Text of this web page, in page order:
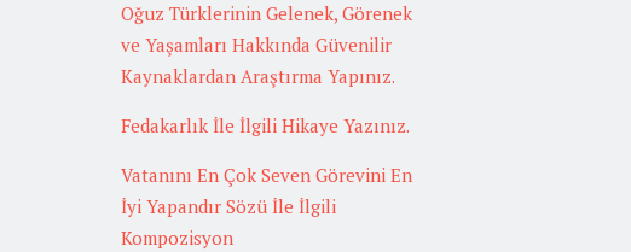
Oğuz Türklerinin Gelenek, Görenek
ve Yaşamları Hakkında Güvenilir
Kaynaklardan Araştırma Yapınız.
Fedakarlık İle İlgili Hikaye Yazınız.
Vatanını En Çok Seven Görevini En
İyi Yapandır Sözü İle İlgili
Kompozisyon